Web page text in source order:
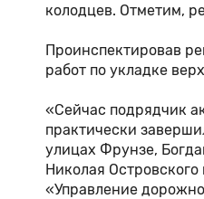
колодцев. Отметим,
Проинспектировав
работ по укладке
«Сейчас подрядчик
практически
улицах Фрунзе,
Николая
«Управление